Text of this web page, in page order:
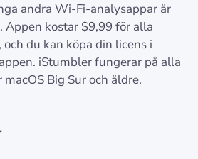
andra Wi-Fi-analysappar är
Appen kostar $9,99 för alla
du kan köpa din licens i
iStumbler fungerar på alla
Big Sur och äldre.